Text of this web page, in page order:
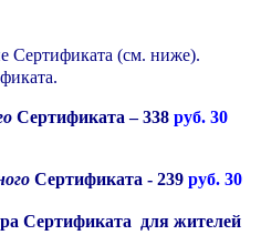
Сертификата (см. ниже).
Сертификата – 338 руб. 30
Сертификата - 239 руб. 30
Сертификата для жителей